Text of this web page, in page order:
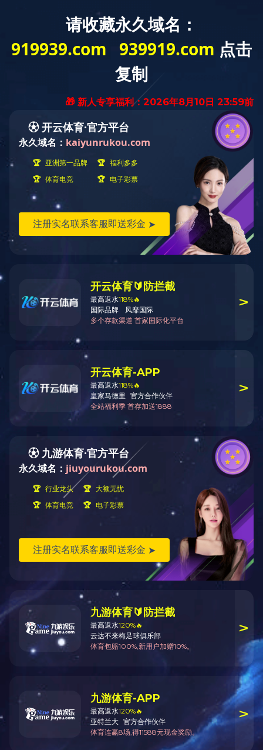
山东电动叉车 山东锂电叉车 山东锂电装载机
山东乐动在线官网
山东2.0T三支点锂电叉车
查看产品详情